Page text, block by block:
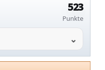
523
Punkte